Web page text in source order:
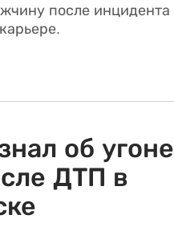
после инцидента
об угоне
ДТП в